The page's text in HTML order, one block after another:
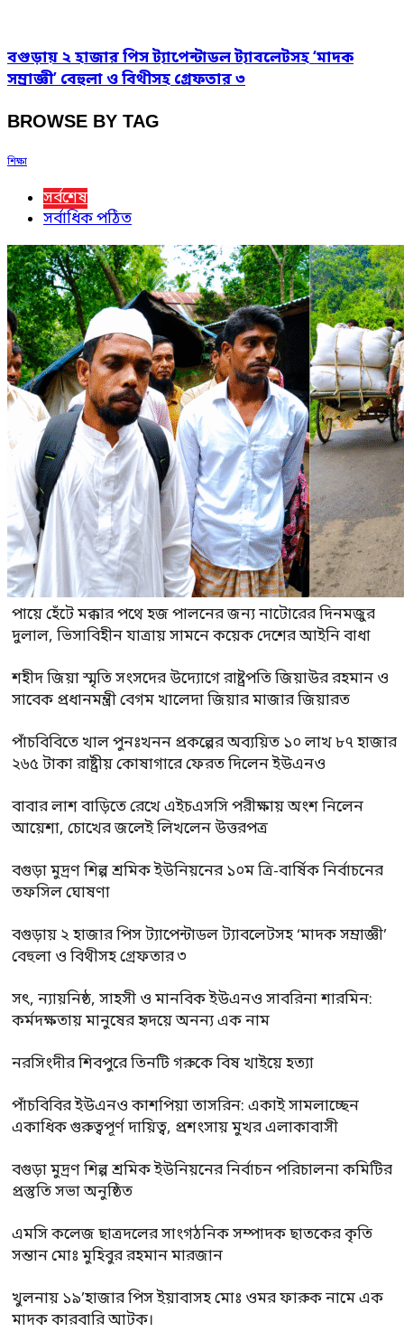
বগুড়ায় ২ হাজার পিস ট্যাপেন্টাডল ট্যাবলেটসহ ‘মাদক
সম্রাজ্ঞী’ বেহুলা ও বিথীসহ গ্রেফতার ৩
BROWSE BY TAG
শিক্ষা
সর্বশেষ
সর্বাধিক পঠিত
পায়ে হেঁটে মক্কার পথে হজ পালনের জন্য নাটোরের দিনমজুর
দুলাল, ভিসাবিহীন যাত্রায় সামনে কয়েক দেশের আইনি বাধা
শহীদ জিয়া স্মৃতি সংসদের উদ্যোগে রাষ্ট্রপতি জিয়াউর রহমান ও
সাবেক প্রধানমন্ত্রী বেগম খালেদা জিয়ার মাজার জিয়ারত
পাঁচবিবিতে খাল পুনঃখনন প্রকল্পের অব্যয়িত ১০ লাখ ৮৭ হাজার
২৬৫ টাকা রাষ্ট্রীয় কোষাগারে ফেরত দিলেন ইউএনও
বাবার লাশ বাড়িতে রেখে এইচএসসি পরীক্ষায় অংশ নিলেন
আয়েশা, চোখের জলেই লিখলেন উত্তরপত্র
বগুড়া মুদ্রণ শিল্প শ্রমিক ইউনিয়নের ১০ম ত্রি-বার্ষিক নির্বাচনের
তফসিল ঘোষণা
বগুড়ায় ২ হাজার পিস ট্যাপেন্টাডল ট্যাবলেটসহ ‘মাদক সম্রাজ্ঞী’
বেহুলা ও বিথীসহ গ্রেফতার ৩
সৎ, ন্যায়নিষ্ঠ, সাহসী ও মানবিক ইউএনও সাবরিনা শারমিন:
কর্মদক্ষতায় মানুষের হৃদয়ে অনন্য এক নাম
নরসিংদীর শিবপুরে তিনটি গরুকে বিষ খাইয়ে হত্যা
পাঁচবিবির ইউএনও কাশপিয়া তাসরিন: একাই সামলাচ্ছেন
একাধিক গুরুত্বপূর্ণ দায়িত্ব, প্রশংসায় মুখর এলাকাবাসী
বগুড়া মুদ্রণ শিল্প শ্রমিক ইউনিয়নের নির্বাচন পরিচালনা কমিটির
প্রস্তুতি সভা অনুষ্ঠিত
এমসি কলেজ ছাত্রদলের সাংগঠনিক সম্পাদক ছাতকের কৃতি
সন্তান মোঃ মুহিবুর রহমান মারজান
খুলনায় ১৯’হাজার পিস ইয়াবাসহ মোঃ ওমর ফারুক নামে এক
মাদক কারবারি আটক।